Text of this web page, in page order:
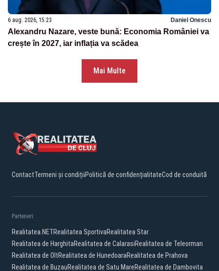
6 aug. 2026, 15:23 Daniel Onescu
Alexandru Nazare, veste bună: Economia României va
crește în 2027, iar inflația va scădea
Mai Multe
ContactTermeni și condițiiPolitică de confidențialitateCod de conduită
Parteneri:
Realitatea.NETRealitatea SportivaRealitatea Star
Realitatea de HarghitaRealitatea de CalarasiRealitatea de Teleorman
Realitatea de OltRealitatea de HunedoaraRealitatea de Prahova
Realitatea de BuzauRealitatea de Satu MareRealitatea de Dambovita